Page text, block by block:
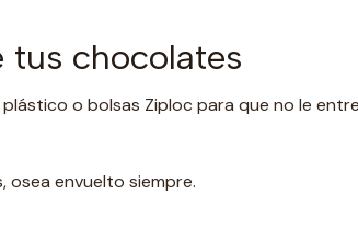
tus chocolates
o bolsas Ziploc para que no le
osea envuelto siempre.